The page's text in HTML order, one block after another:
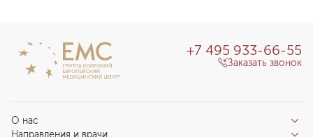
О нас
Направления и врачи
+7 495 933-66-55
Заказать звонок